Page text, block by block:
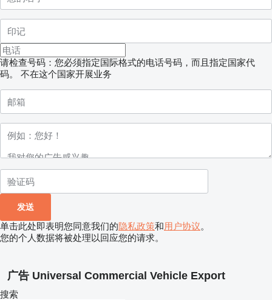
请检查号码：您必须指定国际格式的电话号码，而且指定国家代
码。
不在这个国家开展业务
单击此处即表明您同意我们的隐私政策和用户协议。
您的个人数据将被处理以回应您的请求。
广告 Universal Commercial Vehicle Export
搜索